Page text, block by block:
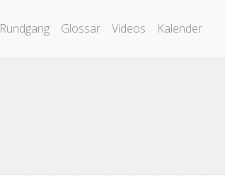
Rundgang Glossar Videos Kalender